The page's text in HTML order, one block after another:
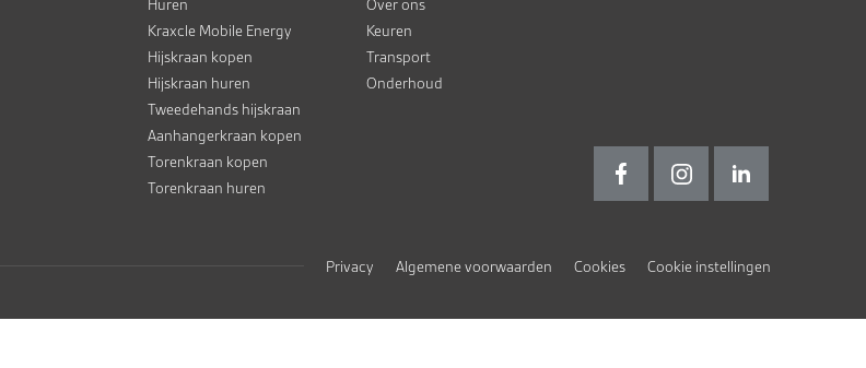
Huren
Kraxcle Mobile Energy
Hijskraan kopen
Hijskraan huren
Tweedehands hijskraan
Aanhangerkraan kopen
Torenkraan kopen
Torenkraan huren
Over ons
Keuren
Transport
Onderhoud
Privacy Algemene voorwaarden Cookies Cookie instellingen